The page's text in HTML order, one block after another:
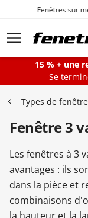
Fenêtres
Portes-
Baies
Portes
15 % + une
Se
Types de
Fenêtre 3
Les fenêtres à 3
avantages : ils
dans la pièce et
combinaisons